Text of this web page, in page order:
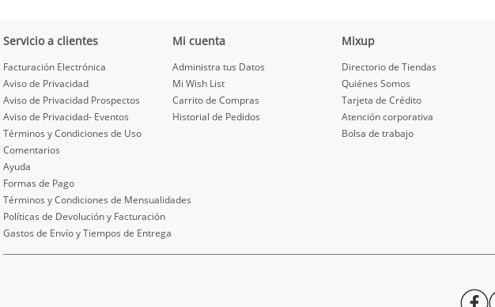
Servicio a clientes
Facturación Electrónica
Aviso de Privacidad
Aviso de Privacidad Prospectos
Aviso de Privacidad- Eventos
Términos y Condiciones de Uso
Comentarios
Ayuda
Formas de Pago
Términos y Condiciones de Mensualidades
Políticas de Devolución y Facturación
Gastos de Envío y Tiempos de Entrega
Mi cuenta
Administra tus Datos
Mi Wish List
Carrito de Compras
Historial de Pedidos
Mixup
Directorio de Tiendas
Quiénes Somos
Tarjeta de Crédito
Atención corporativa
Bolsa de trabajo